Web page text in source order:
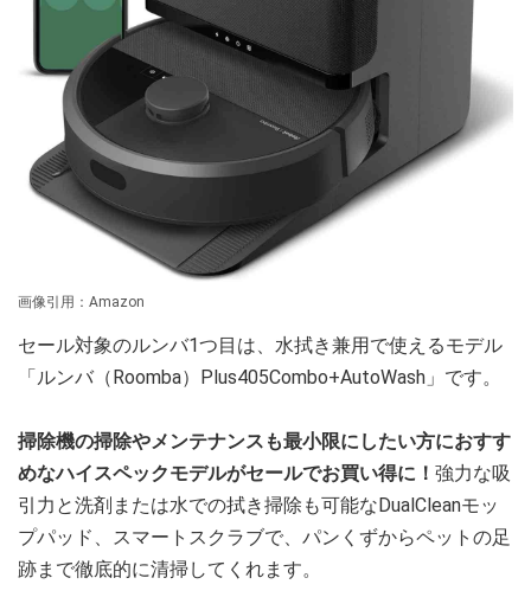
画像引用：Amazon
セール対象のルンバ1つ目は、水拭き兼用で使えるモデル
「ルンバ（Roomba）Plus405Combo+AutoWash」です。
掃除機の掃除やメンテナンスも最小限にしたい方におすす
めなハイスペックモデルがセールでお買い得に！ 強力な吸
引力と洗剤または水での拭き掃除も可能なDualCleanモッ
プパッド、スマートスクラブで、パンくずからペットの足
跡まで徹底的に清掃してくれます。